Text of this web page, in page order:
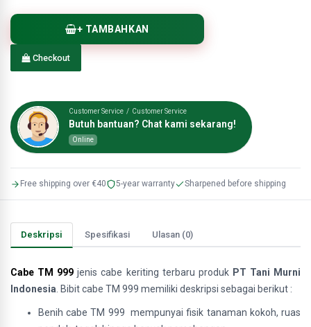
+ TAMBAHKAN
Checkout
Customer Service / Customer Service
Butuh bantuan? Chat kami sekarang!
Online
Free shipping over €40 5-year warranty Sharpened before shipping
Deskripsi Spesifikasi Ulasan (0)
Cabe TM 999 jenis cabe keriting terbaru produk PT Tani Murni
Indonesia . Bibit cabe TM 999 memiliki deskripsi sebagai berikut :
Benih cabe TM 999 mempunyai fisik tanaman kokoh, ruas